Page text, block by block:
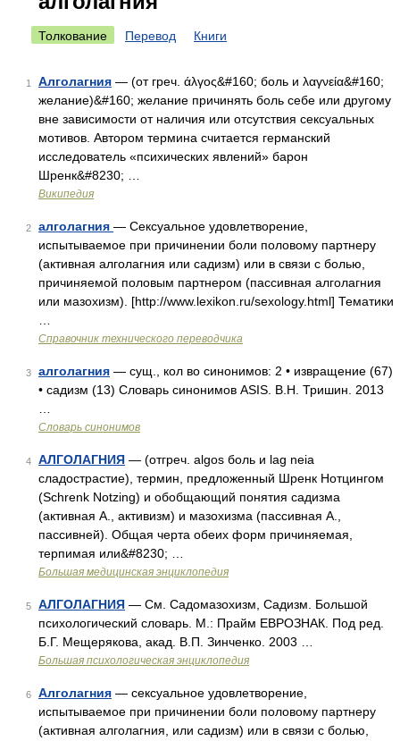
Толкование Перевод Книги
1 Алголагния — (от греч. άλγος&#160; боль и λαγνεία&#160;
желание)&#160; желание причинять боль себе или другому
вне зависимости от наличия или отсутствия сексуальных
мотивов. Автором термина считается германский
исследователь «психических явлений» барон
Шренк&#8230; …
Википедия
2 алголагния — Сексуальное удовлетворение,
испытываемое при причинении боли половому партнеру
(активная алголагния или садизм) или в связи с болью,
причиняемой половым партнером (пассивная алголагния
или мазохизм). [http://www.lexikon.ru/sexology.html] Тематики
Справочник технического переводчика
3 алголагния — сущ., кол во синонимов: 2 • извращение (67)
• садизм (13) Словарь синонимов ASIS. В.Н. Тришин. 2013
Словарь синонимов
4 АЛГОЛАГНИЯ — (отгреч. algos боль и lag neia
сладострастие), термин, предложенный Шренк Нотцингом
(Schrenk Notzing) и обобщающий понятия садизма
(активная А., активизм) и мазохизма (пассивная А.,
пассивней). Общая черта обеих форм причиняемая,
терпимая или&#8230; …
Большая медицинская энциклопедия
5 АЛГОЛАГНИЯ — См. Садомазохизм, Садизм. Большой
психологический словарь. М.: Прайм ЕВРОЗНАК. Под ред.
Б.Г. Мещерякова, акад. В.П. Зинченко. 2003 …
Большая психологическая энциклопедия
6 Алголагния — сексуальное удовлетворение,
испытываемое при причинении боли половому партнеру
(активная алголагния, или садизм) или в связи с болью,